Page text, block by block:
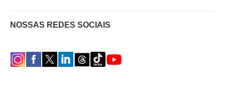
NOSSAS REDES SOCIAIS